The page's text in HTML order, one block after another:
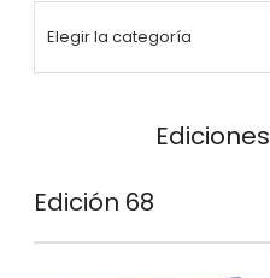
Ediciones
Edición 68